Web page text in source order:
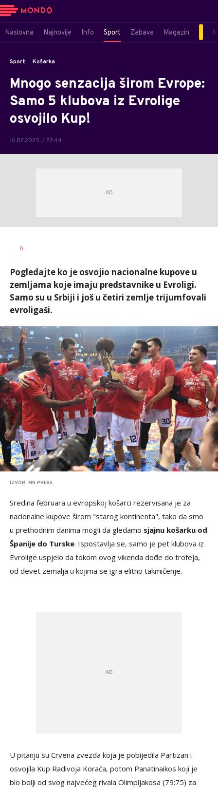
Naslovna Najnovije Info Sport Zabava Magazin
Sport Košarka
Mnogo senzacija širom Evrope:
Samo 5 klubova iz Evrolige
osvojilo Kup!
16.02.2025. / 22:44
AUTOR
0
Pogledajte ko je osvojio nacionalne kupove u
zemljama koje imaju predstavnike u Evroligi.
Samo su u Srbiji i još u četiri zemlje trijumfovali
evroligaši.
IZVOR: MN PRESS
Sredina februara u evropskoj košarci rezervisana je za
nacionalne kupove širom "starog kontinenta", tako da smo
u prethodnim danima mogli da gledamo sjajnu košarku od
Španije do Turske. Ispostavlja se, samo je pet klubova iz
Evrolige uspjelo da tokom ovog vikenda dođe do trofeja,
od devet zemalja u kojima se igra elitno takmičenje.
U pitanju su Crvena zvezda koja je pobijedila Partizan i
osvojila Kup Radivoja Koraća, potom Panatinaikos koji je
bio bolji od svog najvećeg rivala Olimpijakosa (79:75) za